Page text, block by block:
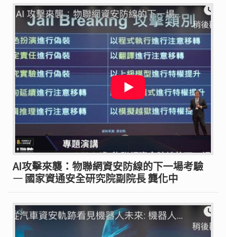
AI攻擊來襲：物聯網資安防線的下一場考驗
— 國家資通安全研究院副院長 龔化中